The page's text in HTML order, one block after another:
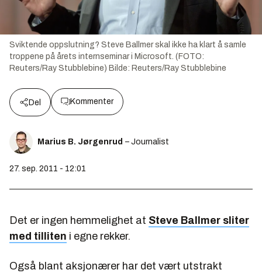
Sviktende oppslutning? Steve Ballmer skal ikke ha klart å samle
troppene på årets internseminar i Microsoft. (FOTO:
Reuters/Ray Stubblebine) Bilde: Reuters/Ray Stubblebine
Del Kommenter
Marius B. Jørgenrud – Journalist
27. sep. 2011 - 12:01
Det er ingen hemmelighet at Steve Ballmer sliter
med tilliten i egne rekker.
Også blant aksjonærer har det vært utstrakt